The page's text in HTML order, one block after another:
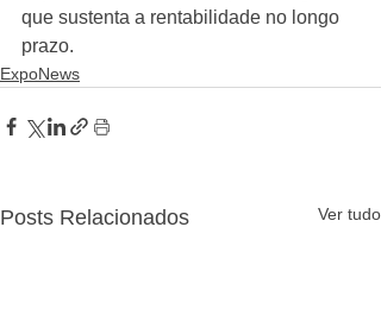
que sustenta a rentabilidade no longo
prazo.
ExpoNews
Posts Relacionados Ver tudo